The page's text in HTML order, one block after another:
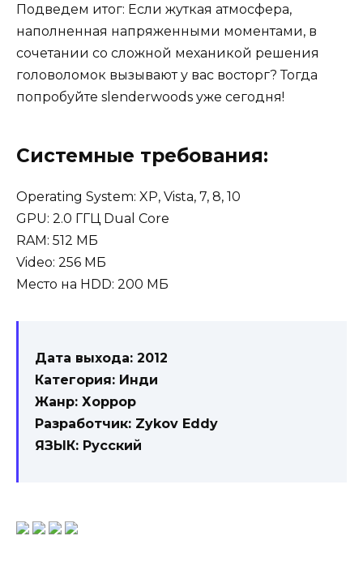
Подведем итог: Если жуткая атмосфера,
наполненная напряженными моментами, в
сочетании со сложной механикой решения
головоломок вызывают у вас восторг? Тогда
попробуйте slenderwoods уже сегодня!
Системные требования:
Operating System: XP, Vista, 7, 8, 10
GPU: 2.0 ГГЦ Dual Core
RAM: 512 МБ
Video: 256 МБ
Место на HDD: 200 МБ
Дата выхода: 2012
Категория: Инди
Жанр: Хоррор
Разработчик: Zykov Eddy
ЯЗЫК: Русский